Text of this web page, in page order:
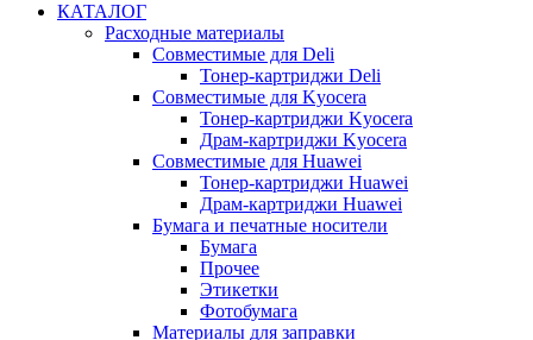
КАТАЛОГ
Расходные материалы
Совместимые для Deli
Тонер-картриджи Deli
Совместимые для Kyocera
Тонер-картриджи Kyocera
Драм-картриджи Kyocera
Совместимые для Huawei
Тонер-картриджи Huawei
Драм-картриджи Huawei
Бумага и печатные носители
Бумага
Прочее
Этикетки
Фотобумага
Материалы для заправки